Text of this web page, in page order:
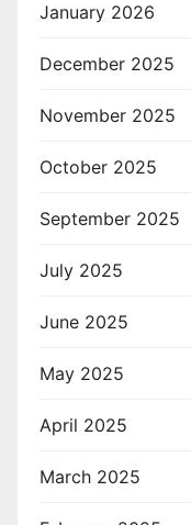
January 2026
December 2025
November 2025
October 2025
September 2025
July 2025
June 2025
May 2025
April 2025
March 2025